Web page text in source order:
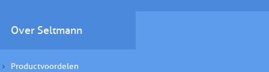
Over Seltmann
Productvoordelen